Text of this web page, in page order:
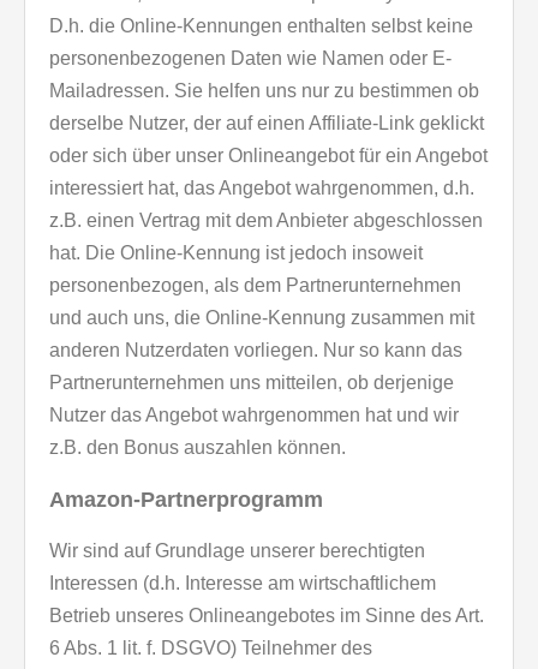
D.h. die Online-Kennungen enthalten selbst keine
personenbezogenen Daten wie Namen oder E-
Mailadressen. Sie helfen uns nur zu bestimmen ob
derselbe Nutzer, der auf einen Affiliate-Link geklickt
oder sich über unser Onlineangebot für ein Angebot
interessiert hat, das Angebot wahrgenommen, d.h.
z.B. einen Vertrag mit dem Anbieter abgeschlossen
hat. Die Online-Kennung ist jedoch insoweit
personenbezogen, als dem Partnerunternehmen
und auch uns, die Online-Kennung zusammen mit
anderen Nutzerdaten vorliegen. Nur so kann das
Partnerunternehmen uns mitteilen, ob derjenige
Nutzer das Angebot wahrgenommen hat und wir
z.B. den Bonus auszahlen können.
Amazon-Partnerprogramm
Wir sind auf Grundlage unserer berechtigten
Interessen (d.h. Interesse am wirtschaftlichem
Betrieb unseres Onlineangebotes im Sinne des Art.
6 Abs. 1 lit. f. DSGVO) Teilnehmer des